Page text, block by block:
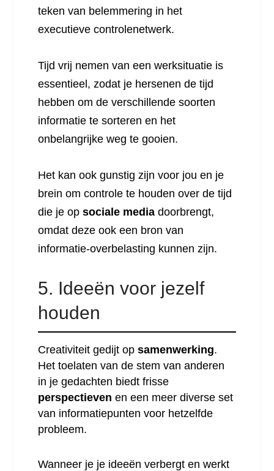
teken van belemmering in het
executieve controlenetwerk.
Tijd vrij nemen van een werksituatie is
essentieel, zodat je hersenen de tijd
hebben om de verschillende soorten
informatie te sorteren en het
onbelangrijke weg te gooien.
Het kan ook gunstig zijn voor jou en je
brein om controle te houden over de tijd
die je opsociale media doorbrengt,
omdat deze ook een bron van
informatie-overbelasting kunnen zijn.
5. Ideeën voor jezelf
houden
Creativiteit gedijt opsamenwerking.
Het toelaten van de stem van anderen
in je gedachten biedt frisse
perspectieven en een meer diverse set
van informatiepunten voor hetzelfde
probleem.
Wanneer je je ideeën verbergt en werkt